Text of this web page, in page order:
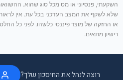
השקעתי, פנסיוני או מס מכל סוג שהוא.
שלא לשקף את המצב העדכני בכל עת. אין
או החזקה של מוצר פיננסי כלשהו. לפני כל
רישיון מתאים.
רוצה לנהל את החיסכון שלך?